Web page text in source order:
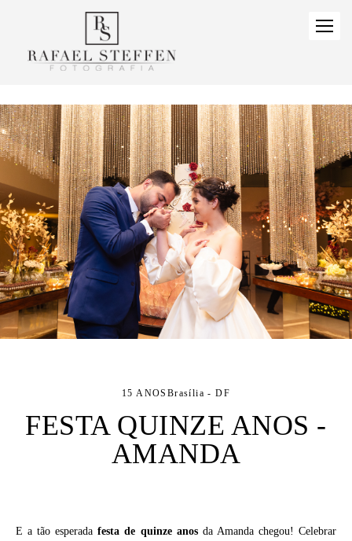
15 ANOS Brasília - DF
FESTA QUINZE ANOS -
AMANDA
E a tão esperadafesta de quinze anosda Amanda chegou! Celebrar